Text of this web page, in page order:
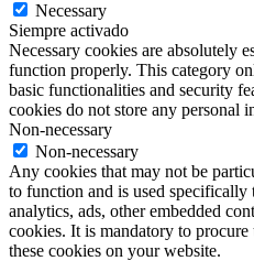
Necessary
Siempre activado
Necessary cookies are absolutely
function properly. This category
basic functionalities and security
cookies do not store any personal
Non-necessary
Non-necessary
Any cookies that may not be
to function and is used specifically
analytics, ads, other embedded
cookies. It is mandatory to
these cookies on your website.